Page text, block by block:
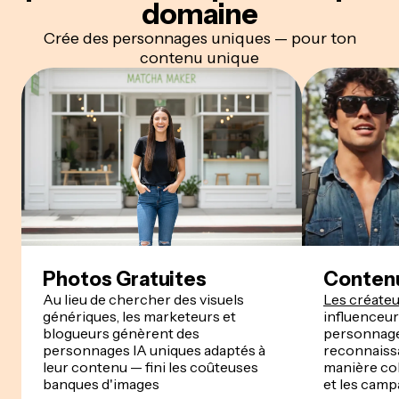
domaine
Crée des personnages uniques — pour ton
contenu unique
Photos Gratuites
Au lieu de chercher des visuels
génériques, les marketeurs et
blogueurs génèrent des
personnages IA uniques adaptés à
leur contenu — fini les coûteuses
banques d'images
Les
manière
et les